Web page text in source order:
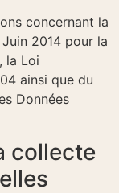
concernant la
2014 pour la
la Loi
ainsi que du
Données
collecte